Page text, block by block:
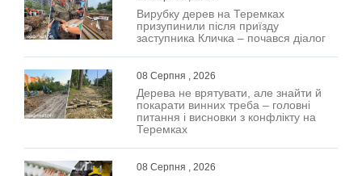
Вирубку дерев на Теремках
призупинили після приїзду
заступника Кличка – почався діалог
08 Серпня , 2026
Дерева не врятувати, але знайти й
покарати винних треба – головні
питання і висновки з конфлікту на
Теремках
08 Серпня , 2026